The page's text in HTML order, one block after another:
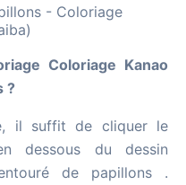
- Coloriage
Coloriage Kanao
?
il suffit de cliquer le
dessous du dessin
de papillons .